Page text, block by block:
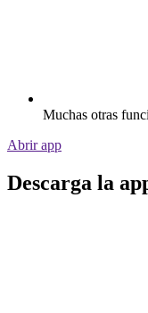
Muchas otras
Abrir app
Descarga la